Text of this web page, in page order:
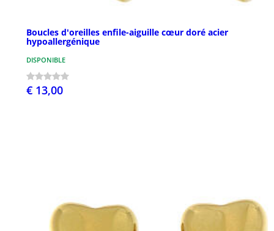
Boucles d'oreilles enfile-aiguille cœur doré acier
hypoallergénique
DISPONIBLE
€ 13,00